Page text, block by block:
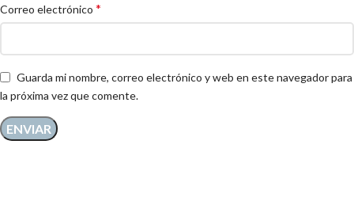
Correo electrónico *
Guarda mi nombre, correo electrónico y web en este navegador para
la próxima vez que comente.